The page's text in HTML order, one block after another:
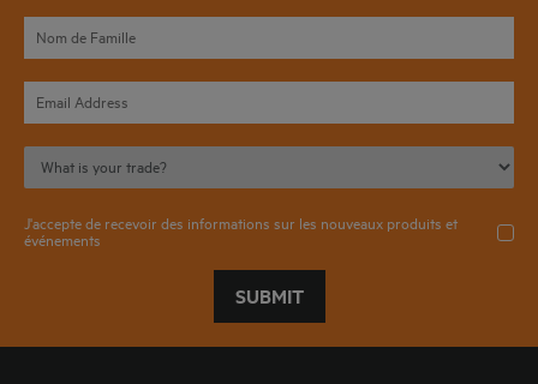
J'accepte de recevoir des informations sur les nouveaux produits et
événements
SUBMIT